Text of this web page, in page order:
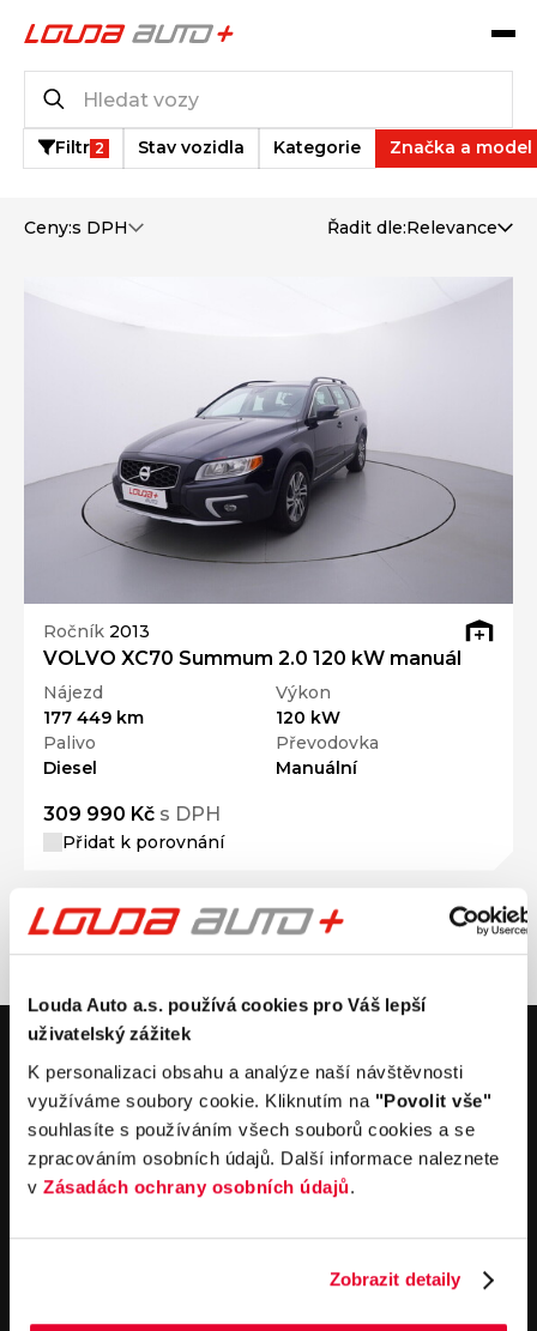
Louda Auto a.s. používá cookies pro Váš lepší
uživatelský zážitek
K personalizaci obsahu a analýze naší návštěvnosti
využíváme soubory cookie. Kliknutím na "Povolit vše"
souhlasíte s používáním všech souborů cookies a se
zpracováním osobních údajů. Další informace naleznete
v Zásadách ochrany osobních údajů.
Zobrazit detaily
Filtr 2 Stav vozidla Kategorie Značka a model
Ceny:s DPH Řadit dle:Relevance
Ročník 2013
VOLVO XC70 Summum 2.0 120 kW manuál
Nájezd
177 449 km
Výkon
120 kW
Palivo
Diesel
Převodovka
Manuální
309 990 Kč s DPH
Přidat k porovnání
V případě dotazů volejte číslo nonstop infolinky
+420 325 400 400
nebo nám napište na e-mailauto@louda.cz
Koupit vůz Prodat vůz